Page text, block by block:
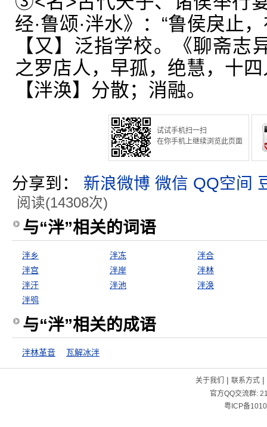
经·鲁颂·泮水》：“鲁侯戾止
【又】泛指学校。《聊斋志
之罗店人，早孤，绝慧，十
【泮涣】分散；消融。
试试手机扫一扫
在你手机上继续浏览此页面
分享到： 新浪微博 微信 QQ空间
阅读(14308次)
与“泮”相关的词语
泮乡 泮冻
泮合
泮宫
泮岸
泮林
泮汗
泮池
泮涣
泮鸮
与“泮”相关的成语
泮林革音 瓦解冰泮
关于我们 | 联系方式|
官方QQ交流群:
粤ICP备